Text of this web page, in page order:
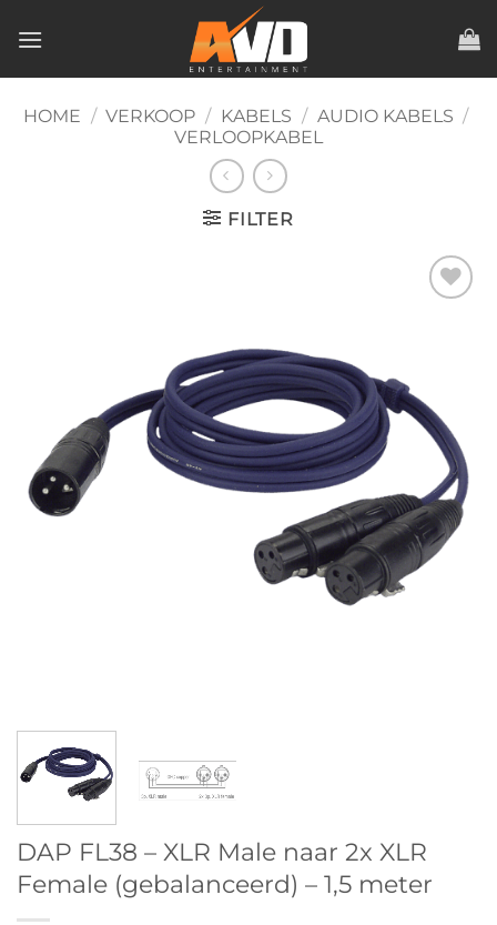
naar
HOME / VERKOOP / KABELS / AUDIO KABELS /
VERLOOPKABEL
FILTER
DAP FL38 – XLR Male naar 2x XLR
Female (gebalanceerd) – 1,5 meter